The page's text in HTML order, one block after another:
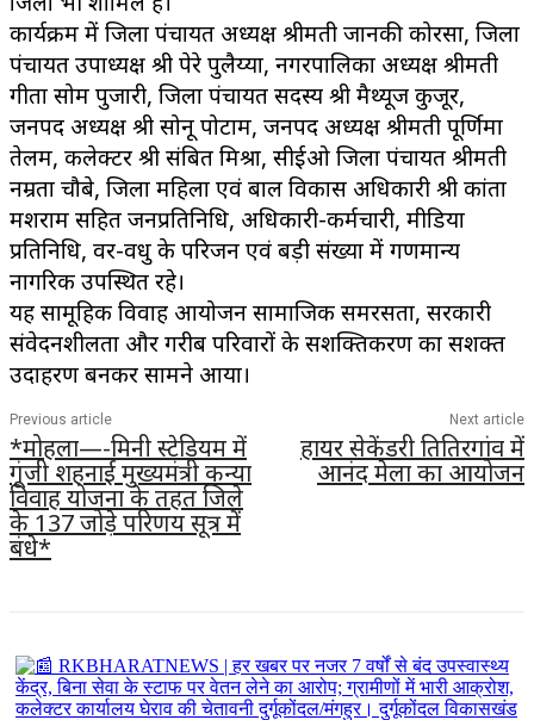
कार्यक्रम में जिला पंचायत अध्यक्ष श्रीमती जानकी कोरसा, जिला
पंचायत उपाध्यक्ष श्री पेरे पुलैय्या, नगरपालिका अध्यक्ष श्रीमती
गीता सोम पुजारी, जिला पंचायत सदस्य श्री मैथ्यूज कुजूर,
जनपद अध्यक्ष श्री सोनू पोटाम, जनपद अध्यक्ष श्रीमती पूर्णिमा
तेलम, कलेक्टर श्री संबित मिश्रा, सीईओ जिला पंचायत श्रीमती
नम्रता चौबे, जिला महिला एवं बाल विकास अधिकारी श्री कांता
मशराम सहित जनप्रतिनिधि, अधिकारी-कर्मचारी, मीडिया
प्रतिनिधि, वर-वधु के परिजन एवं बड़ी संख्या में गणमान्य
नागरिक उपस्थित रहे।
यह सामूहिक विवाह आयोजन सामाजिक समरसता, सरकारी
संवेदनशीलता और गरीब परिवारों के सशक्तिकरण का सशक्त
उदाहरण बनकर सामने आया।
Previous article
*मोहला—-मिनी स्टेडियम में
गूंजी शहनाई मुख्यमंत्री कन्या
विवाह योजना के तहत जिले
के 137 जोड़े परिणय सूत्र में
बंधे*
Next article
हायर सेकेंडरी तितिरगांव में
आनंद मेला का आयोजन